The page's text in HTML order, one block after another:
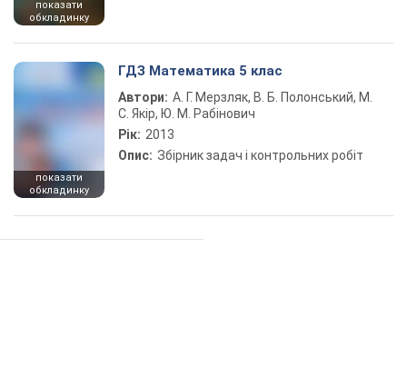
показати
обкладинку
показати
обкладинку
ГДЗ Математика 5 клас
Автори: А. Г. Мерзляк, В. Б. Полонський, М.
С. Якір, Ю. М. Рабінович
Рік: 2013
Опис: Збірник задач і контрольних робіт